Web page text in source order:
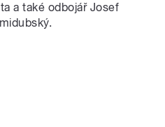
a také odbojář Josef